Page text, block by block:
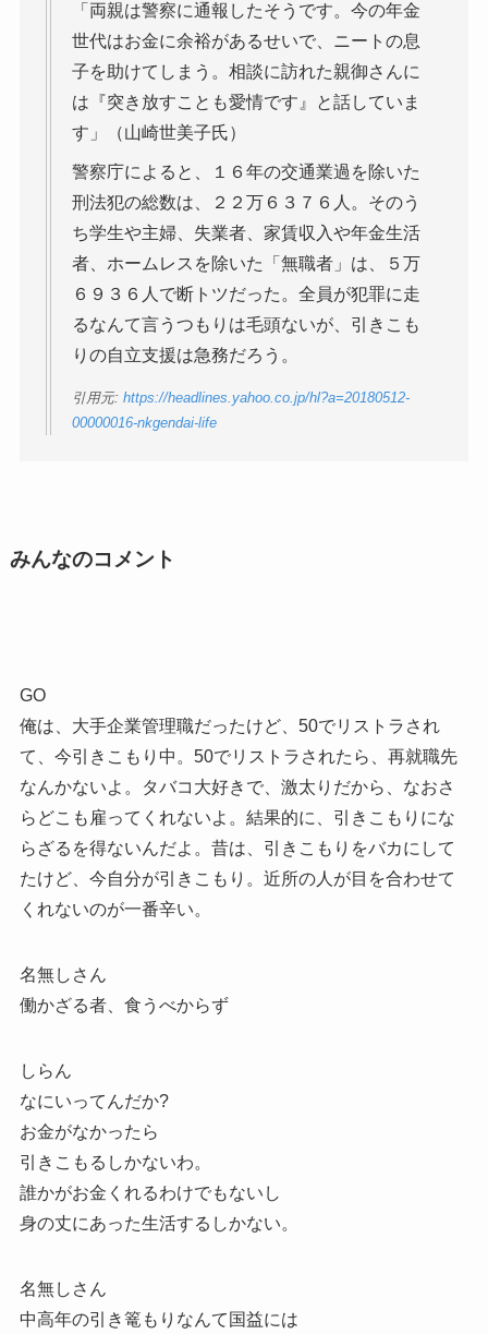
「両親は警察に通報したそうです。今の年金
世代はお金に余裕があるせいで、ニートの息
子を助けてしまう。相談に訪れた親御さんに
は『突き放すことも愛情です』と話していま
す」（山崎世美子氏）
警察庁によると、１６年の交通業過を除いた
刑法犯の総数は、２２万６３７６人。そのう
ち学生や主婦、失業者、家賃収入や年金生活
者、ホームレスを除いた「無職者」は、５万
６９３６人で断トツだった。全員が犯罪に走
るなんて言うつもりは毛頭ないが、引きこも
りの自立支援は急務だろう。
引用元: https://headlines.yahoo.co.jp/hl?a=20180512-
00000016-nkgendai-life
みんなのコメント
GO
俺は、大手企業管理職だったけど、50でリストラされ
て、今引きこもり中。50でリストラされたら、再就職先
なんかないよ。タバコ大好きで、激太りだから、なおさ
らどこも雇ってくれないよ。結果的に、引きこもりにな
らざるを得ないんだよ。昔は、引きこもりをバカにして
たけど、今自分が引きこもり。近所の人が目を合わせて
くれないのが一番辛い。
名無しさん
働かざる者、食うべからず
しらん
なにいってんだか?
お金がなかったら
引きこもるしかないわ。
誰かがお金くれるわけでもないし
身の丈にあった生活するしかない。
名無しさん
中高年の引き篭もりなんて国益には